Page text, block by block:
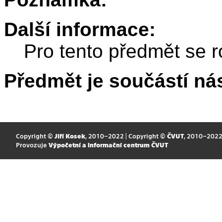
Další informace:
Pro tento předmět se
Předmět je součástí
Copyright © Jiří Kosek, 2010–2022 | Copyright © ČVUT, 2010–2022
Provozuje Výpočetní a informační centrum ČVUT